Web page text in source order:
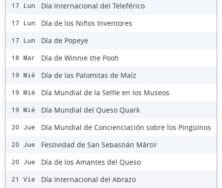
17 Lun Día Internacional del Teleférico
17 Lun Día de los Niños Inventores
17 Lun Día de Popeye
18 Mar Día de Winnie the Pooh
19 Mié Día de las Palomitas de Maíz
19 Mié Día Mundial de la Selfie en los Museos
19 Mié Día Mundial del Queso Quark
20 Jue Día Mundial de Concienciación sobre los Pingüinos
20 Jue Festividad de San Sebastián Mártir
20 Jue Día de los Amantes del Queso
21 Vie Día Internacional del Abrazo